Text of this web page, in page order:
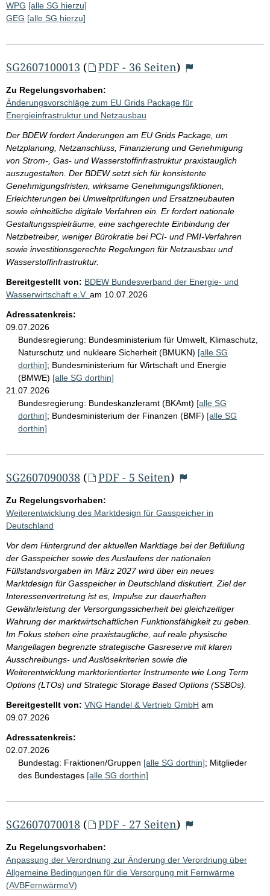
WPG [alle SG hierzu]
GEG [alle SG hierzu]
SG2607100013 ( PDF - 36 Seiten)
Zu Regelungsvorhaben:
Änderungsvorschläge zum EU Grids Package für
Energieinfrastruktur und Netzausbau
Der BDEW fordert Änderungen am EU Grids Package, um
Netzplanung, Netzanschluss, Finanzierung und Genehmigung
von Strom-, Gas- und Wasserstoffinfrastruktur praxistauglich
auszugestalten. Der BDEW setzt sich für konsistente
Genehmigungsfristen, wirksame Genehmigungsfiktionen,
Erleichterungen bei Umweltprüfungen und Ersatzneubauten
sowie einheitliche digitale Verfahren ein. Er fordert nationale
Gestaltungsspielräume, eine sachgerechte Einbindung der
Netzbetreiber, weniger Bürokratie bei PCI- und PMI-Verfahren
sowie investitionsgerechte Regelungen für Netzausbau und
Wasserstoffinfrastruktur.
Bereitgestellt von: BDEW Bundesverband der Energie- und
Wasserwirtschaft e.V. am 10.07.2026
Adressatenkreis:
09.07.2026
Bundesregierung: Bundesministerium für Umwelt, Klimaschutz,
Naturschutz und nukleare Sicherheit (BMUKN) [alle SG
dorthin]; Bundesministerium für Wirtschaft und Energie
(BMWE) [alle SG dorthin]
21.07.2026
Bundesregierung: Bundeskanzleramt (BKAmt) [alle SG
dorthin]; Bundesministerium der Finanzen (BMF) [alle SG
dorthin]
SG2607090038 ( PDF - 5 Seiten)
Zu Regelungsvorhaben:
Weiterentwicklung des Marktdesign für Gasspeicher in
Deutschland
Vor dem Hintergrund der aktuellen Marktlage bei der Befüllung
der Gasspeicher sowie des Auslaufens der nationalen
Füllstandsvorgaben im März 2027 wird über ein neues
Marktdesign für Gasspeicher in Deutschland diskutiert. Ziel der
Interessenvertretung ist es, Impulse zur dauerhaften
Gewährleistung der Versorgungssicherheit bei gleichzeitiger
Wahrung der marktwirtschaftlichen Funktionsfähigkeit zu geben.
Im Fokus stehen eine praxistaugliche, auf reale physische
Mangellagen begrenzte strategische Gasreserve mit klaren
Ausschreibungs- und Auslösekriterien sowie die
Weiterentwicklung marktorientierter Instrumente wie Long Term
Options (LTOs) und Strategic Storage Based Options (SSBOs).
Bereitgestellt von: VNG Handel & Vertrieb GmbH am
09.07.2026
Adressatenkreis:
02.07.2026
Bundestag: Fraktionen/Gruppen [alle SG dorthin]; Mitglieder
des Bundestages [alle SG dorthin]
SG2607070018 ( PDF - 27 Seiten)
Zu Regelungsvorhaben:
Anpassung der Verordnung zur Änderung der Verordnung über
Allgemeine Bedingungen für die Versorgung mit Fernwärme
(AVBFernwärmeV)